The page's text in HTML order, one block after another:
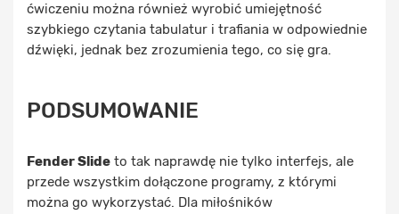
ćwiczeniu można również wyrobić umiejętność
szybkiego czytania tabulatur i trafiania w odpowiednie
dźwięki, jednak bez zrozumienia tego, co się gra.
PODSUMOWANIE
Fender Slide to tak naprawdę nie tylko interfejs, ale
przede wszystkim dołączone programy, z którymi
można go wykorzystać. Dla miłośników